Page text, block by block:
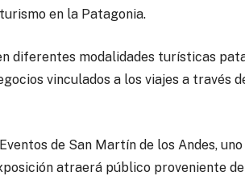
en la Patagonia.
diferentes modalidades turísticas
vinculados a los viajes a través
de San Martín de los Andes, uno
atraerá público proveniente